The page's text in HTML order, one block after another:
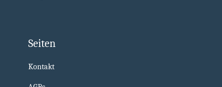
Seiten
Kontakt